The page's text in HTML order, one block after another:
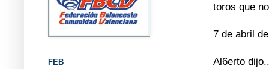
toros que
7 de abril
Al6erto
FEB